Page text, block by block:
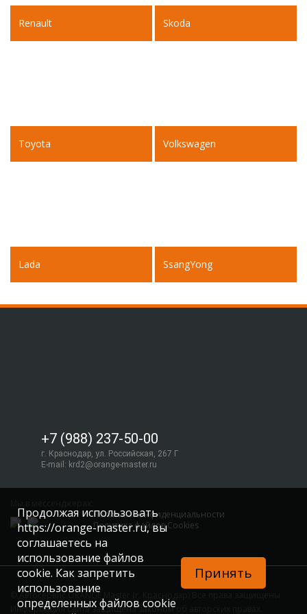
Renault Skoda
Toyota Volkswagen
Lada SsangYong
+7 (988) 237-50-00
г. Краснодар, ул. Российская, 267 Г
E-mail: krd2@orange-master.ru
Политика конфиденциальности
Политика файлов Cookies
© Автосервис ORANGE Master (г. Краснодар) Все права защищены.
Информация сайта защищена законом об авторских правах.
Продолжая использовать
https://orange-master.ru, вы
соглашаетесь на
использование файлов
cookie. Как запретить
использование
определенных файлов cookie
Принять